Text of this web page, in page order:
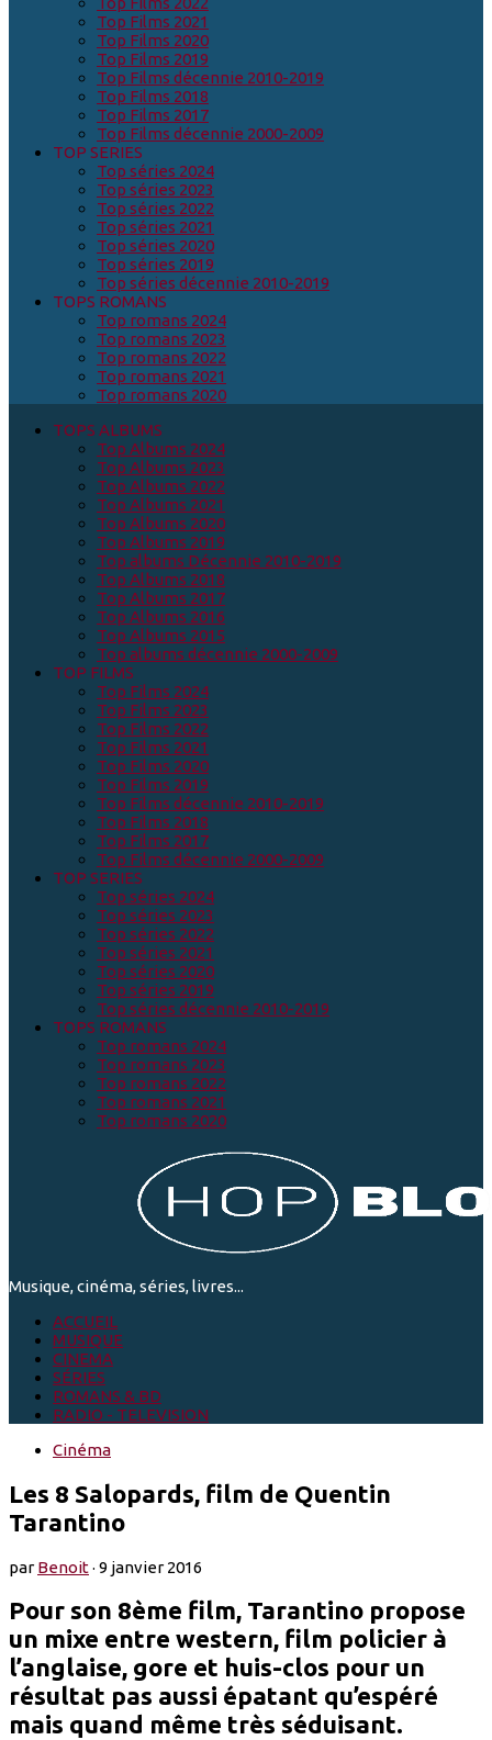
Top Films 2021
Top Films 2020
Top Films 2019
Top Films décennie 2010-2019
Top Films 2018
Top Films 2017
Top Films décennie 2000-2009
TOP SERIES
Top séries 2024
Top séries 2023
Top séries 2022
Top séries 2021
Top séries 2020
Top séries 2019
Top séries décennie 2010-2019
TOPS ROMANS
Top romans 2024
Top romans 2023
Top romans 2022
Top romans 2021
Top romans 2020
TOPS ALBUMS
Top Albums 2024
Top Albums 2023
Top Albums 2022
Top Albums 2021
Top Albums 2020
Top Albums 2019
Top albums Décennie 2010-2019
Top Albums 2018
Top Albums 2017
Top Albums 2016
Top Albums 2015
Top albums décennie 2000-2009
TOP FILMS
Top Films 2024
Top Films 2023
Top Films 2022
Top Films 2021
Top Films 2020
Top Films 2019
Top Films décennie 2010-2019
Top Films 2018
Top Films 2017
Top Films décennie 2000-2009
TOP SERIES
Top séries 2024
Top séries 2023
Top séries 2022
Top séries 2021
Top séries 2020
Top séries 2019
Top séries décennie 2010-2019
TOPS ROMANS
Top romans 2024
Top romans 2023
Top romans 2022
Top romans 2021
Top romans 2020
Musique, cinéma, séries, livres...
ACCUEIL
MUSIQUE
CINEMA
SÉRIES
ROMANS & BD
RADIO - TELEVISION
Cinéma
Les 8 Salopards, film de Quentin
Tarantino
parBenoit· 9 janvier 2016
Pour son 8ème film, Tarantino propose
un mixe entre western, film policier à
l’anglaise, gore et huis-clos pour un
résultat pas aussi épatant qu’espéré
mais quand même très séduisant.